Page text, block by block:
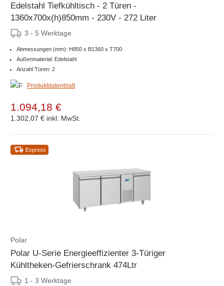
Edelstahl Tiefkühltisch - 2 Türen -
1360x700x(h)850mm - 230V - 272 Liter
3 - 5 Werktage
Abmessungen (mm): H850 x B1360 x T700
Außenmaterial: Edelstahl
Anzahl Türen: 2
Produktdatenblatt
1.094,18 €
1.302,07 € inkl. MwSt.
Express
Polar
Polar U-Serie Energieeffizienter 3-Türiger
Kühltheken-Gefrierschrank 474Ltr
1 - 3 Werktage